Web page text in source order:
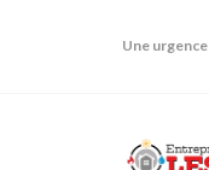
Une urgence